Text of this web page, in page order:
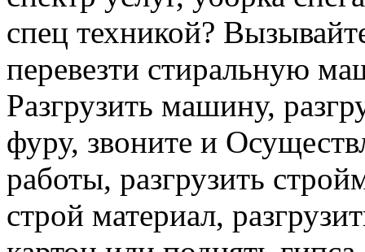
спец техникой?
перевезти стиральную
Разгрузить машину,
фуру, звоните и
работы, разгрузить
строй материал,